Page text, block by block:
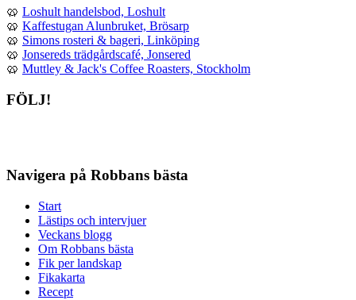
🥨 Loshult handelsbod, Loshult
🥨 Kaffestugan Alunbruket, Brösarp
🥨 Simons rosteri & bageri, Linköping
🥨 Jonsereds trädgårdscafé, Jonsered
🥨 Muttley & Jack's Coffee Roasters, Stockholm
FÖLJ!
Navigera på Robbans bästa
Start
Lästips och intervjuer
Veckans blogg
Om Robbans bästa
Fik per landskap
Fikakarta
Recept